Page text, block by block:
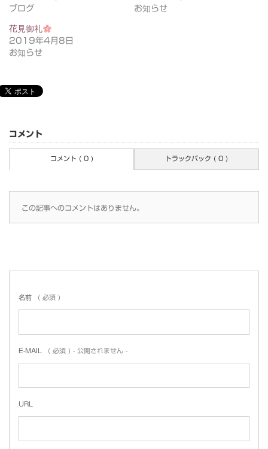
ブログ
お知らせ
花見御礼
2019年4月8日
お知らせ
コメント
コメント ( 0 ) トラックバック ( 0 )
この記事へのコメントはありません。
名前 ( 必須 )
E-MAIL ( 必須 ) - 公開されません -
URL